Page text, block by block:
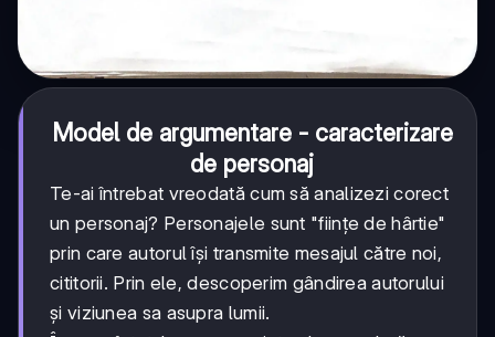
Model de argumentare - caracterizare
de personaj
Te-ai întrebat vreodată cum să analizezi corect
un personaj? Personajele sunt "ființe de hârtie"
prin care autorul își transmite mesajul către noi,
cititorii. Prin ele, descoperim gândirea autorului
și viziunea sa asupra lumii.